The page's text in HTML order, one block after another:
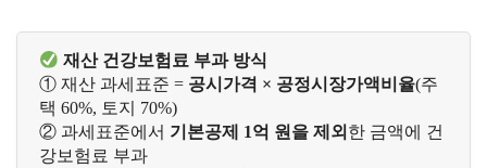
재산 건강보험료 부과 방식
① 재산 과세표준 = 공시가격 × 공정시장가액비율(주
택 60%, 토지 70%)
② 과세표준에서 기본공제 1억 원을 제외 한 금액에 건
강보험료 부과